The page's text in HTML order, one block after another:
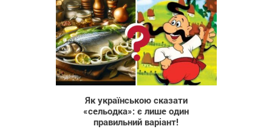
427
Як українською сказати
«сельодка»: є лише один
правильний варіант!